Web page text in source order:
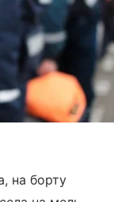
на борту